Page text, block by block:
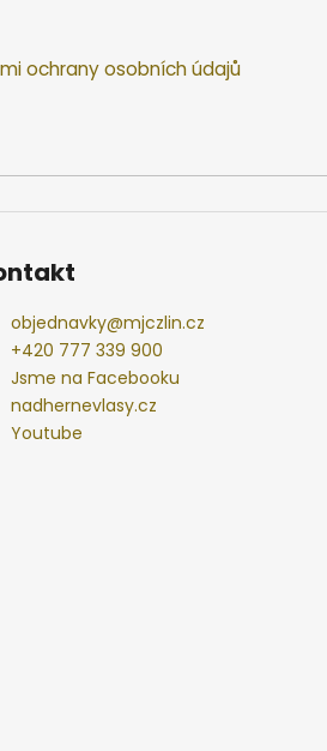
ochrany osobních údajů
objednavky@mjczlin.cz
+420 777 339 900
Jsme na Facebooku
nadhernevlasy.cz
Youtube